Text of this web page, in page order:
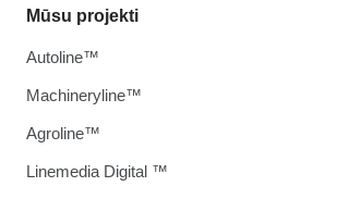
Mūsu projekti
Autoline™
Machineryline™
Agroline™
Linemedia Digital ™